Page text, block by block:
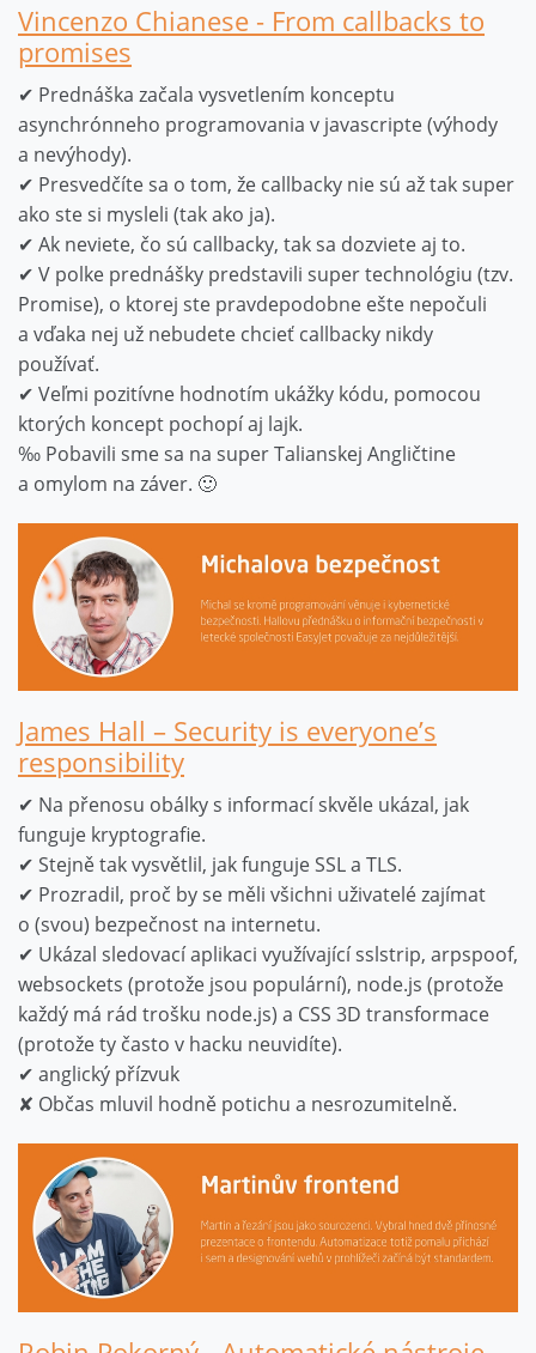
Vincenzo Chianese - From callbacks to
promises
✔ Prednáška začala vysvetlením konceptu
asynchrónneho programovania v javascripte (výhody
a nevýhody).
✔ Presvedčíte sa o tom, že callbacky nie sú až tak super
ako ste si mysleli (tak ako ja).
✔ Ak neviete, čo sú callbacky, tak sa dozviete aj to.
✔ V polke prednášky predstavili super technológiu (tzv.
Promise), o ktorej ste pravdepodobne ešte nepočuli
a vďaka nej už nebudete chcieť callbacky nikdy
používať.
✔ Veľmi pozitívne hodnotím ukážky kódu, pomocou
ktorých koncept pochopí aj lajk.
‰ Pobavili sme sa na super Talianskej Angličtine
a omylom na záver. 🙂
James Hall – Security is everyone’s
responsibility
✔ Na přenosu obálky s informací skvěle ukázal, jak
funguje kryptografie.
✔ Stejně tak vysvětlil, jak funguje SSL a TLS.
✔ Prozradil, proč by se měli všichni uživatelé zajímat
o (svou) bezpečnost na internetu.
✔ Ukázal sledovací aplikaci využívající sslstrip, arpspoof,
websockets (protože jsou populární), node.js (protože
každý má rád trošku node.js) a CSS 3D transformace
(protože ty často v hacku neuvidíte).
✔ anglický přízvuk
✘ Občas mluvil hodně potichu a nesrozumitelně.